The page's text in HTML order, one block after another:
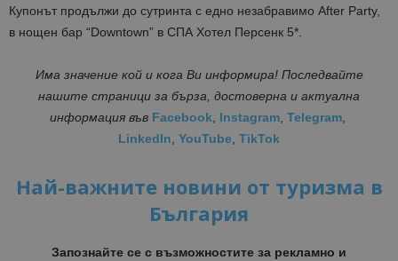
Купонът продължи до сутринта с едно незабравимо After Party,
в нощен бар “Downtown” в СПА Хотел Персенк 5*.
Има значение кой и кога Ви информира! Последвайте
нашите страници за бърза, достоверна и актуална
информация във Facebook, Instagram, Telegram,
LinkedIn, YouTube, TikTok
Най-важните новини от туризма в
България
Запознайте се с възможностите за рекламно и